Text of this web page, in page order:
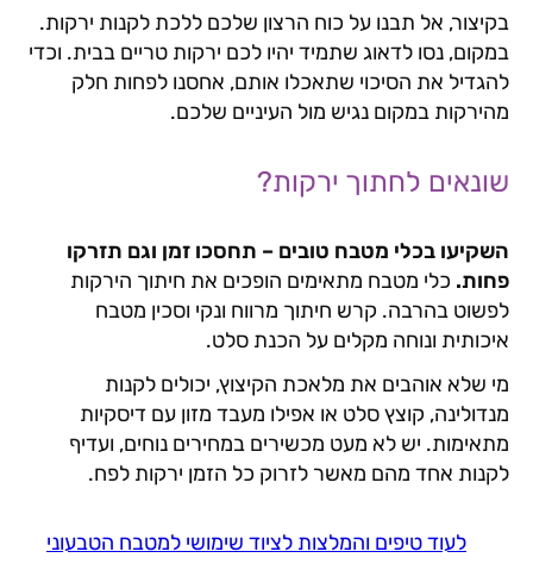
בקיצור, אל תבנו על כוח הרצון שלכם ללכת לקנות ירקות.
במקום, נסו לדאוג שתמיד יהיו לכם ירקות טריים בבית. וכדי
להגדיל את הסיכוי שתאכלו אותם, אחסנו לפחות חלק
מהירקות במקום נגיש מול העיניים שלכם.
שונאים לחתוך ירקות?
השקיעו בכלי מטבח טובים – תחסכו זמן וגם תזרקו
פחות. כלי מטבח מתאימים הופכים את חיתוך הירקות
לפשוט בהרבה. קרש חיתוך מרווח ונקי וסכין מטבח
איכותית ונוחה מקלים על הכנת סלט.
מי שלא אוהבים את מלאכת הקיצוץ, יכולים לקנות
מנדולינה, קוצץ סלט או אפילו מעבד מזון עם דיסקיות
מתאימות. יש לא מעט מכשירים במחירים נוחים, ועדיף
לקנות אחד מהם מאשר לזרוק כל הזמן ירקות לפח.
לעוד טיפים והמלצות לציוד שימושי למטבח הטבעוני